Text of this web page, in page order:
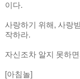
이다.
사랑하기 위해, 사랑
작하라.
자신조차 알지 못하
[아침놀]